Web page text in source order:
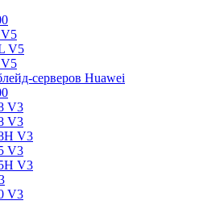
V5
V5
V5
серверов Huawei
V3
V3
V3
V3
V3
V3